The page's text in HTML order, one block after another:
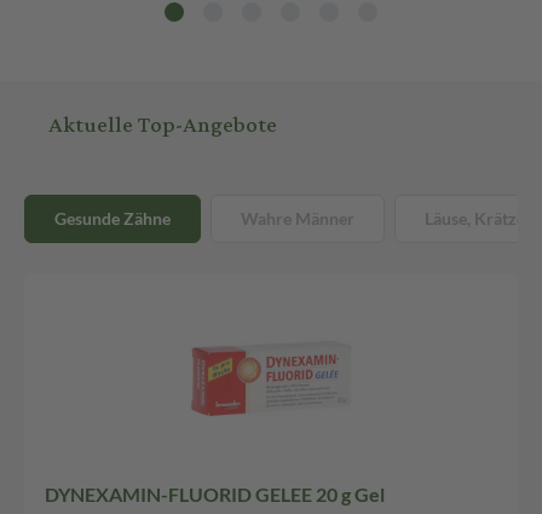
Aktuelle Top-Angebote
Gesunde Zähne Wahre Männer Läuse, Krätze
DYNEXAMIN-FLUORID GELEE 20 g Gel